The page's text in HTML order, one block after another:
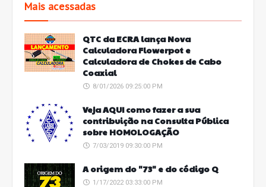
Mais acessadas
QTC da ECRA lança Nova
Calculadora Flowerpot e
Calculadora de Chokes de Cabo
Coaxial
8/01/2026 09:25:00 PM
Veja AQUI como fazer a sua
contribuição na Consulta Pública
sobre HOMOLOGAÇÃO
7/03/2019 09:30:00 PM
A origem do "73" e do código Q
1/17/2022 03:33:00 PM